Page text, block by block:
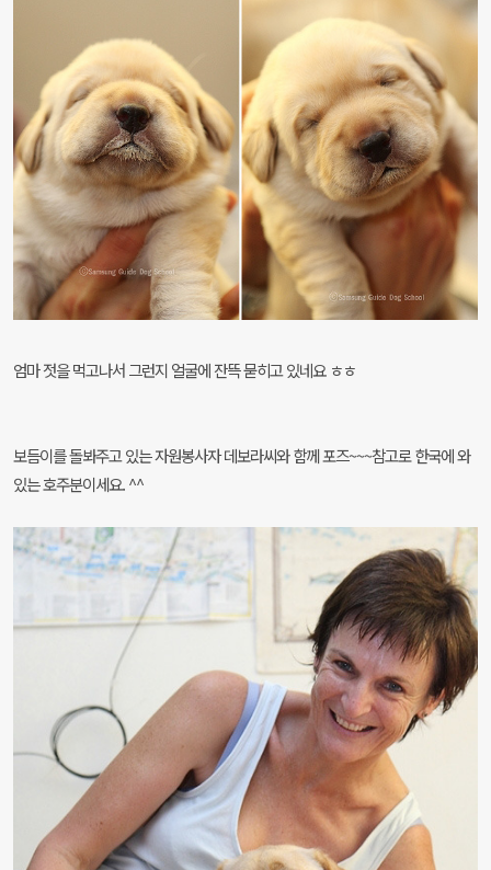
엄마 젓을 먹고나서 그런지 얼굴에 잔뜩 묻히고 있네요 ㅎㅎ
보듬이를 돌봐주고 있는 자원봉사자 데보라씨와 함께 포즈~~~참고로 한국에 와
있는 호주분이세요. ^^